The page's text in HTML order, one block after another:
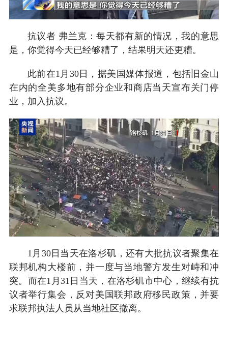
抗议者 弗兰克：每天都有新的情况，我的意思
是，你觉得今天已经够糟了，结果明天还更糟。
此前在1月30日，据美国媒体报道，包括旧金山
在内的全美多地有部分企业和商店当天宣布关门停
业，加入抗议。
1月30日当天在洛杉矶，还有大批抗议者聚集在
联邦机构大楼前，并一度与当地警方发生对峙和冲
突。而在1月31日当天，在洛杉矶市中心，继续有抗
议者举行集会，反对美国联邦政府移民政策，并要
求联邦执法人员从当地社区撤离。